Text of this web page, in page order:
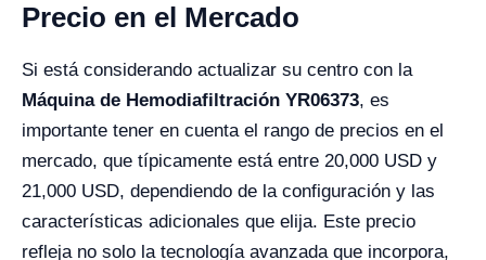
Precio en el Mercado
Si está considerando actualizar su centro con la
Máquina de Hemodiafiltración YR06373, es
importante tener en cuenta el rango de precios en el
mercado, que típicamente está entre 20,000 USD y
21,000 USD, dependiendo de la configuración y las
características adicionales que elija. Este precio
refleja no solo la tecnología avanzada que incorpora,